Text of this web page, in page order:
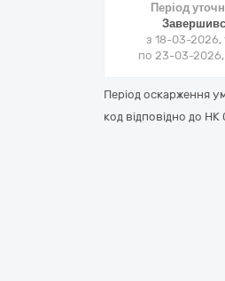
Період
з 18-03-2026,
по 23-03-
Період оскарження
код відповідно до